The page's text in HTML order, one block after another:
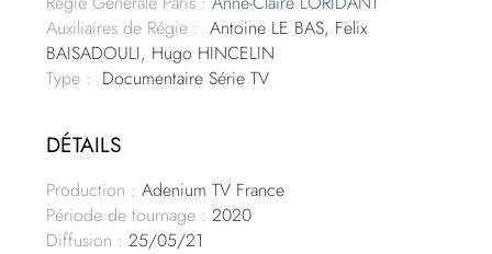
Auxiliaires de Régie : Antoine LE BAS, Felix
BAISADOULI, Hugo HINCELIN
Type : Documentaire Série TV
DÉTAILS
Production : Adenium TV France
Période de tournage : 2020
Diffusion : 25/05/21